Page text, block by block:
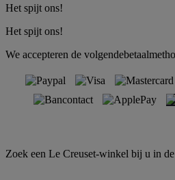
Het spijt ons!
Het spijt ons!
We accepteren de
Zoek een Le Creuset-winkel bij u in